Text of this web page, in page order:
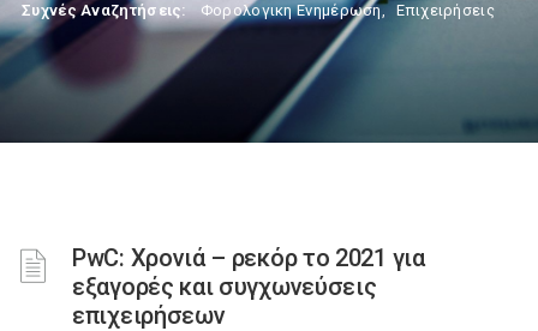
Συχνές Αναζητήσεις: Φορολογικη Ενημέρωση, Επιχειρήσεις
PwC: Χρονιά – ρεκόρ το 2021 για
εξαγορές και συγχωνεύσεις
επιχειρήσεων